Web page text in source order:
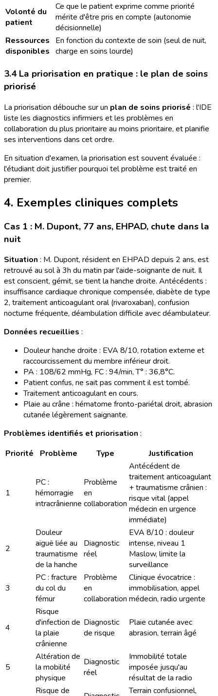
Volonté du
patient
Ce que le patient exprime comme priorité
mérite d'être pris en compte (autonomie
décisionnelle)
Ressources
disponibles
En fonction du contexte de soin (seul de nuit,
charge en soins lourde)
3.4 La priorisation en pratique : le plan de soins
priorisé
La priorisation débouche sur un plan de soins priorisé : l'IDE
liste les diagnostics infirmiers et les problèmes en
collaboration du plus prioritaire au moins prioritaire, et planifie
ses interventions dans cet ordre.
En situation d'examen, la priorisation est souvent évaluée :
l'étudiant doit justifier pourquoi tel problème est traité en
premier.
4. Exemples cliniques complets
Cas 1 : M. Dupont, 77 ans, EHPAD, chute dans la
nuit
Situation : M. Dupont, résident en EHPAD depuis 2 ans, est
retrouvé au sol à 3h du matin par l'aide-soignante de nuit. Il
est conscient, gémit, se tient la hanche droite. Antécédents :
insuffisance cardiaque chronique compensée, diabète de type
2, traitement anticoagulant oral (rivaroxaban), confusion
nocturne fréquente, déambulation difficile avec déambulateur.
Données recueillies :
Douleur hanche droite : EVA 8/10, rotation externe et
raccourcissement du membre inférieur droit.
PA : 108/62 mmHg, FC : 94/min, T° : 36,8°C.
Patient confus, ne sait pas comment il est tombé.
Traitement anticoagulant en cours.
Plaie au crâne : hématome fronto-pariétal droit, abrasion
cutanée légèrement saignante.
Problèmes identifiés et priorisation :
Priorité
Problème Type Justification
1
PC :
hémorragie
intracrânienne
Problème
en
collaboration
Antécédent de
traitement anticoagulant
+ traumatisme crânien :
risque vital (appel
médecin en urgence
immédiate)
2
Douleur
aiguë liée au
traumatisme
de la hanche
Diagnostic
réel
EVA 8/10 : douleur
intense, niveau 1
Maslow, limite la
surveillance
3
PC : fracture
du col du
fémur
Problème
en
collaboration
Clinique évocatrice :
immobilisation, appel
médecin, radio urgente
4
Risque
d'infection de
la plaie
crânienne
Diagnostic
de risque
Plaie cutanée avec
abrasion, terrain âgé
5
Altération de
la mobilité
physique
Diagnostic
réel
Immobilité totale
imposée jusqu'au
résultat de la radio
Risque de
Terrain confusionnel,